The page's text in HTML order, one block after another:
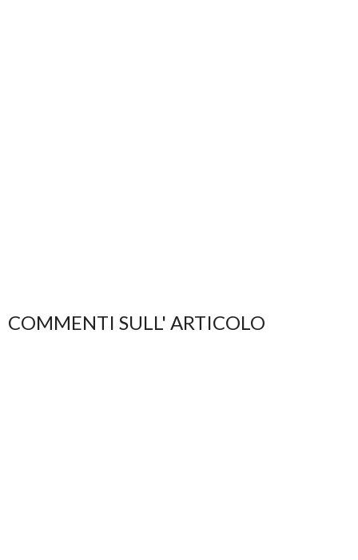
COMMENTI SULL' ARTICOLO